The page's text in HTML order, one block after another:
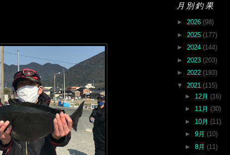
月別釣果
► 2026 (98)
► 2025 (177)
► 2024 (144)
► 2023 (203)
► 2022 (193)
▼ 2021 (115)
► 12月 (16)
► 11月 (30)
► 10月 (11)
► 9月 (10)
► 8月 (11)